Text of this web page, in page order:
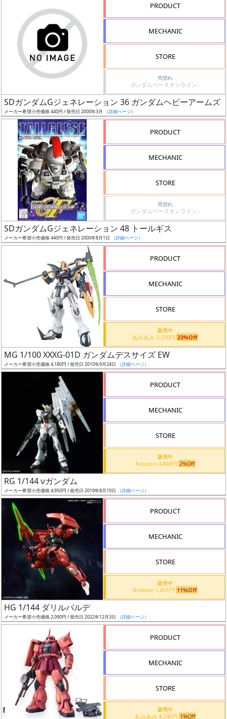
グ
レ
ル
色
ー
ズ・
況
売
切
始
前
抽
選
PRODUCT
MECHANIC
STORE
売切れ
ガンダムベースオンライン -
SDガンダムGジェネレーション 36 ガンダムヘビーアームズ
メーカー希望小売価格 440円 / 発売日 2000年3月 （詳細ページ）
PRODUCT
MECHANIC
STORE
売切れ
ガンダムベースオンライン -
SDガンダムGジェネレーション 48 トールギス
メーカー希望小売価格 440円 / 発売日 2000年8月1日 （詳細ページ）
PRODUCT
MECHANIC
STORE
販売中
あみあみ 3,200円 23%Off
MG 1/100 XXXG-01D ガンダムデスサイズ EW
メーカー希望小売価格 4,180円 / 発売日 2010年9月24日 （詳細ページ）
PRODUCT
MECHANIC
STORE
販売中
Amazon 4,848円 2%Off
RG 1/144 νガンダム
メーカー希望小売価格 4,950円 / 発売日 2019年8月10日 （詳細ページ）
PRODUCT
MECHANIC
STORE
販売中
Amazon 1,851円 11%Off
HG 1/144 ダリルバルデ
メーカー希望小売価格 2,090円 / 発売日 2022年12月3日 （詳細ページ）
PRODUCT
MECHANIC
STORE
販売中
あみあみ 4,240円 1%Off